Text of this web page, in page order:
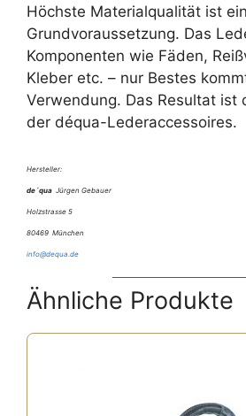
Höchste Materialqualität ist
Grundvoraussetzung. Das
Komponenten wie Fäden,
Kleber etc. – nur Bestes
Verwendung. Das Resultat ist
der déqua-Lederaccessoires.
Hersteller:
de´qua Jürgen Gebauer
Holzstrasse 5
80469 München
info@dequa.de
Ähnliche Produkte